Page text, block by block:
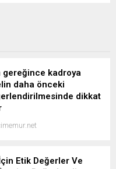
gereğince kadroya
daha önceki
dikkat
Etik Değerler Ve